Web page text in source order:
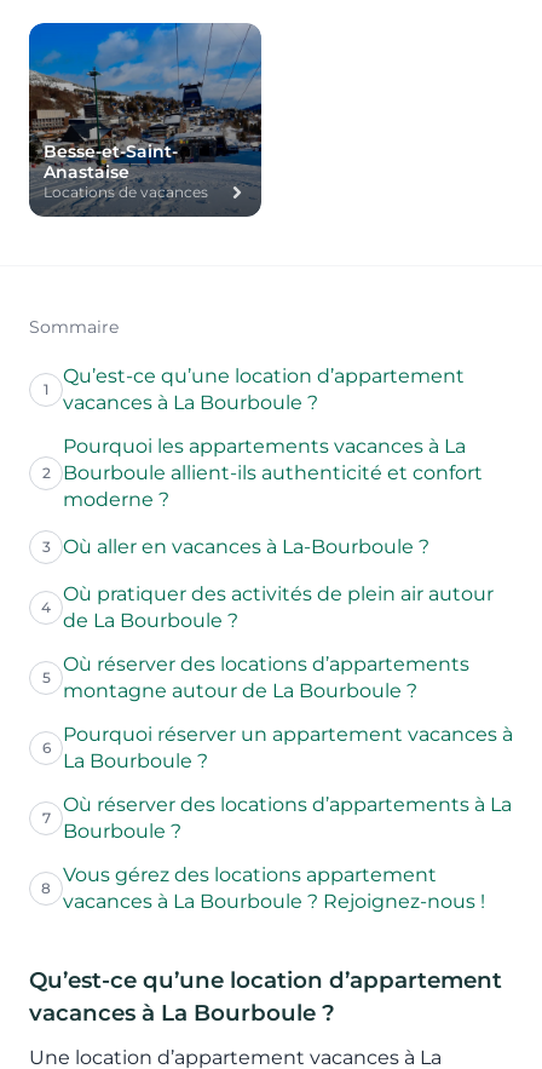
Besse-et-Saint-
Anastaise
Locations de vacances
Sommaire
1
Qu’est-ce qu’une location d’appartement
vacances à La Bourboule ?
2
Pourquoi les appartements vacances à La
Bourboule allient-ils authenticité et confort
moderne ?
3 Où aller en vacances à La-Bourboule ?
4
Où pratiquer des activités de plein air autour
de La Bourboule ?
5
Où réserver des locations d’appartements
montagne autour de La Bourboule ?
6
Pourquoi réserver un appartement vacances à
La Bourboule ?
7
Où réserver des locations d’appartements à La
Bourboule ?
8
Vous gérez des locations appartement
vacances à La Bourboule ? Rejoignez-nous !
Qu’est-ce qu’une location d’appartement
vacances à La Bourboule ?
Une location d’appartement vacances à La